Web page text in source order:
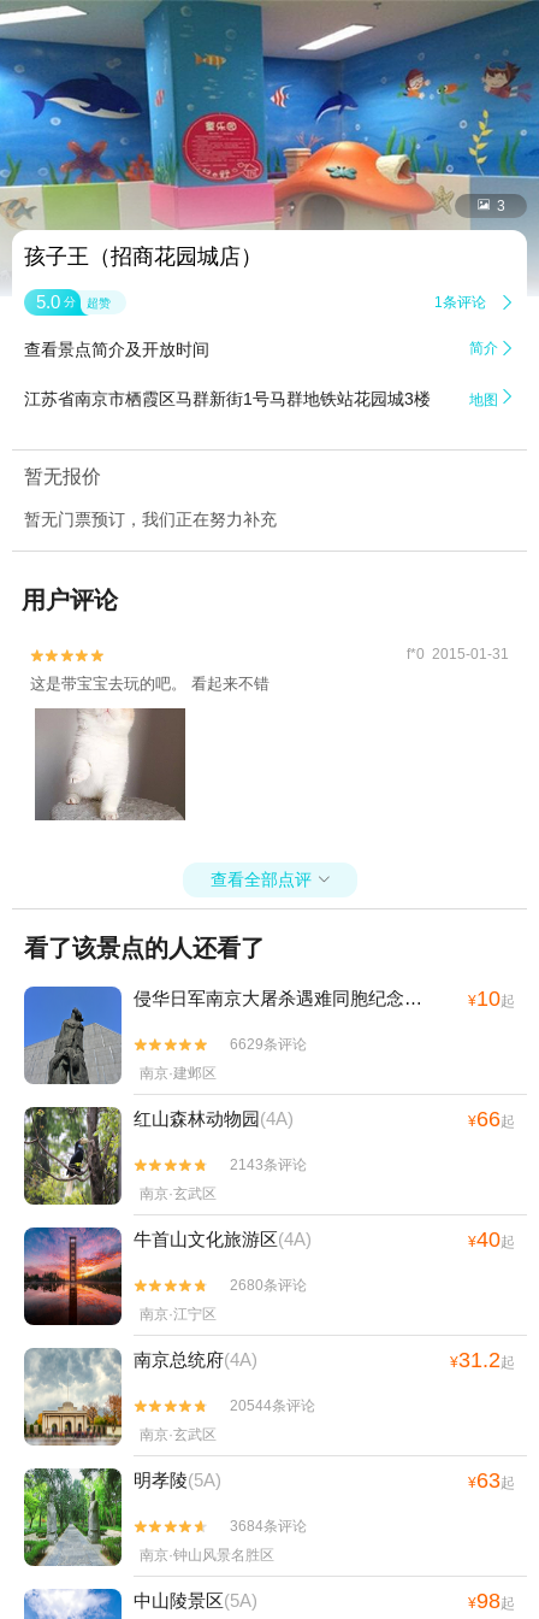
 3
孩子王（招商花园城店）
5.0 分 超赞 1条评论 
查看景点简介及开放时间 简介 
江苏省南京市栖霞区马群新街1号马群地铁站花园城3楼 地图 
暂无报价
暂无门票预订，我们正在努力补充
用户评论

 f*0 2015-01-31
这是带宝宝去玩的吧。 看起来不错
查看全部点评 
看了该景点的人还看了
侵华日军南京大屠杀遇难同胞纪念馆 ¥10起


6629条评论
南京·建邺区
红山森林动物园(4A) ¥66起


2143条评论
南京·玄武区
牛首山文化旅游区(4A) ¥40起


2680条评论
南京·江宁区
南京总统府(4A) ¥31.2起


20544条评论
南京·玄武区
明孝陵(5A) ¥63起


3684条评论
南京·钟山风景名胜区
中山陵景区(5A) ¥98起
